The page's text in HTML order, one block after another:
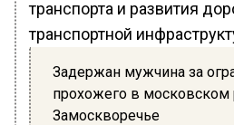
транспорта и развития
транспортной
Задержан мужчина за
прохожего в московском
Замоскворечье